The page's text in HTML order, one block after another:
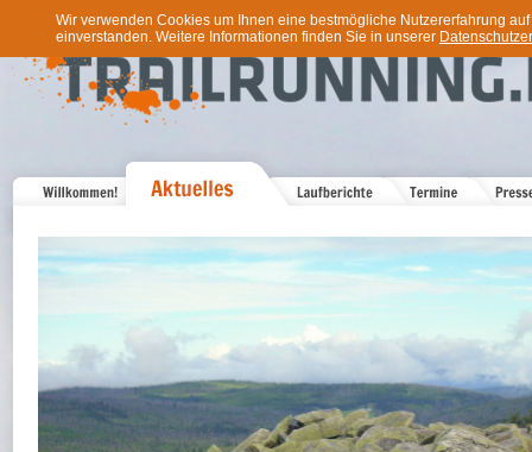
Wir verwenden Cookies um Ihnen eine bestmögliche Nutzererfahrung
einverstanden. Weitere Informationen finden Sie in unserer